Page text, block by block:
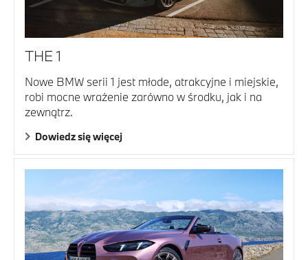
THE 1
Nowe BMW serii 1 jest młode, atrakcyjne i miejskie,
robi mocne wrażenie zarówno w środku, jak i na
zewnątrz.
Dowiedz się więcej